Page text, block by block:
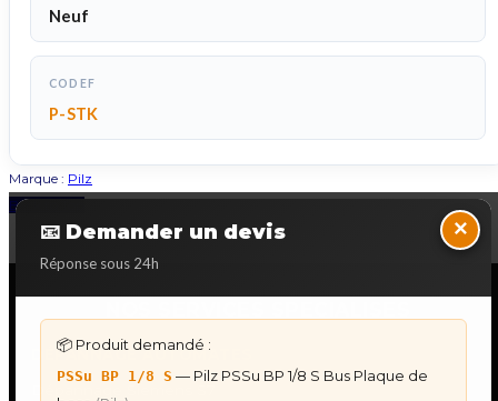
Neuf
CODEF
P-STK
Marque : Pilz
📧 Demander un devis
Réponse sous 24h
×
📦 Produit demandé :
PSSu BP 1/8 S — Pilz PSSu BP 1/8 S Bus Plaque de
Back to Top
DÉPANNAGE AUTOMATES